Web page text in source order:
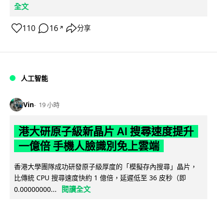
全文
110 16 ↗ 分享
人工智能
Vin 19 小時
港大研原子級新晶片 AI 搜尋速度提升
一億倍 手機人臉識別免上雲端
香港大學團隊成功研發原子級厚度的「模擬存內搜尋」晶片，
比傳統 CPU 搜尋速度快約 1 億倍，延遲低至 36 皮秒（即
0.00000000...
閱讀全文